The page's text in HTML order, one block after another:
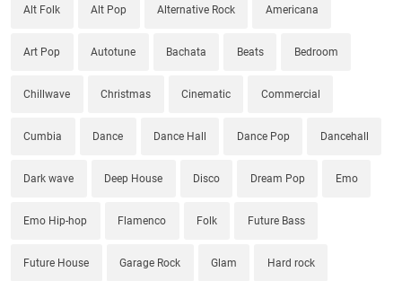
Alt Folk Alt Pop Alternative Rock Americana
Art Pop Autotune Bachata Beats Bedroom
Chillwave Christmas Cinematic Commercial
Cumbia Dance Dance Hall Dance Pop Dancehall
Dark wave Deep House Disco Dream Pop Emo
Emo Hip-hop Flamenco Folk Future Bass
Future House Garage Rock Glam Hard rock